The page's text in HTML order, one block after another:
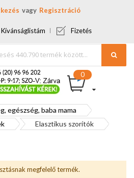
Regisztráció
Kívánságlistám Fizetés
egészség, baba mama
Elasztikus szorítók
megfelelő termék.